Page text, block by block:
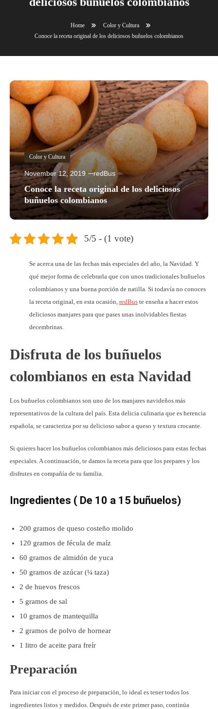
Home
Color y Cultura
Conoce la receta original de los deliciosos buñuelos colombianos
Color y Cultura
November 12, 2019 redBus
Conoce la receta original de los deliciosos
buñuelos colombianos
5/5 - (1 vote)
Se acerca una de las fechas más especiales del año, la Navidad. Y
qué mejor forma de celebrarla que con unos tradicionales buñuelos
colombianos y una buena porción de natilla. Si todavía no conoces
la receta original, en esta ocasión, redBus te enseña a hacer estos
deliciosos manjares para que pases unas inolvidables fiestas
decembrinas.
Disfruta de los buñuelos
colombianos en esta Navidad
Los buñuelos colombianos son uno de los manjares navideños más
representativos de la cultura del país. Esta delicia culinaria que es herencia
española, se caracteriza por su delicioso sabor a queso y textura crocante.
Si quieres hacer los buñuelos colombianos más deliciosos para estas fechas
especiales. A continuación, te damos la receta para que los prepares y los
disfrutes en compañía de tu familia.
Ingredientes ( De 10 a 15 buñuelos)
200 gramos de queso costeño molido
120 gramos de fécula de maíz
60 gramos de almidón de yuca
50 gramos de azúcar (¼ taza)
2 de huevos frescos
5 gramos de sal
10 gramos de mantequilla
2 gramos de polvo de hornear
1 litro de aceite para freír
Preparación
Para iniciar con el proceso de preparación, lo ideal es tener todos los
ingredientes listos y medidos. Después de este primer paso, continúa